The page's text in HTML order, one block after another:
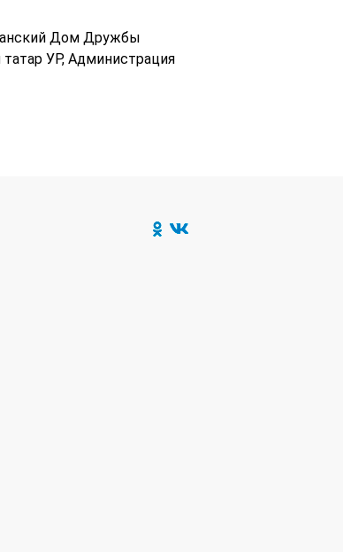
Дом Дружбы
УР, Администрация